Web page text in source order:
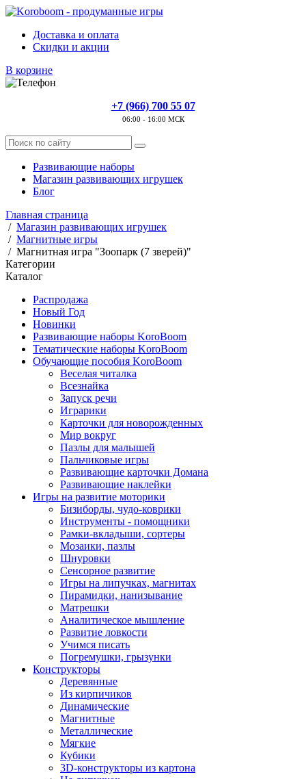
Доставка и оплата
Скидки и акции
В корзине
+7 (966) 700 55 07
06:00 - 16:00 МСК
Развивающие наборы
Магазин развивающих игрушек
Блог
Главная страница
/ Магазин развивающих игрушек
/ Магнитные игры
/ Магнитная игра "Зоопарк (7 зверей)"
Категории
Каталог
Распродажа
Новый Год
Новинки
Развивающие наборы KoroBoom
Тематические наборы KoroBoom
Обучающие пособия KoroBoom
Веселая читалка
Всезнайка
Запуск речи
Играрики
Карточки для новорожденных
Мир вокруг
Пазлы для малышей
Пальчиковые игры
Развивающие карточки Домана
Развивающие наклейки
Игры на развитие моторики
Бизиборды, чудо-коврики
Инструменты - помощники
Рамки-вкладыши, сортеры
Мозаики, пазлы
Шнуровки
Сенсорное развитие
Игры на липучках, магнитах
Пирамидки, нанизывание
Матрешки
Аналитическое мышление
Развитие ловкости
Учимся писать
Погремушки, грызунки
Конструкторы
Деревянные
Из кирпичиков
Динамические
Магнитные
Металлические
Мягкие
Кубики
3D-конструкторы из картона